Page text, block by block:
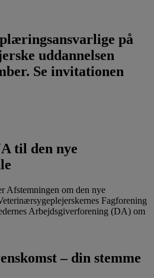
på
uddannelsen
Se invitationen
til den nye
Afstemningen om den nye
Fagforening
Arbejdsgiverforening (DA) om
– din stemme